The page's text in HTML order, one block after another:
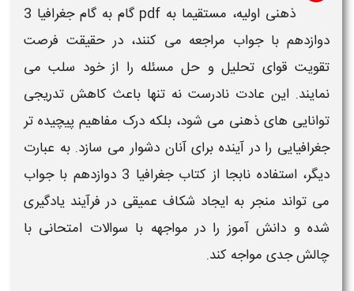
ذهنی اولیه، مستقیما به
pdf گام به گام جغرافیا 3
دوازدهم باجواب مراجعه می کنند، در حقیقت فرصت
تقویت قوای تحلیل و حل مسئله را از خود سلب می
نمایند. این عادت نادرست نه تنها باعث کاهش تدریجی
توانایی های ذهنی می شود، بلکه درک مفاهیم پیچیده تر
جغرافیایی را در آینده برای آنان دشوار می سازد. به عبارت
دیگر، استفاده نابجا ازکتاب جغرافیا 3 دوازدهم با جواب
می تواند منجر به ایجاد شکاف عمیقی در فرآیند یادگیری
شده و دانش آموز را در مواجهه با سوالات امتحانی با
چالش جدی مواجه کند.